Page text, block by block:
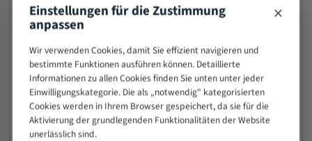
12
8/12 6/10
15
20
4/6
30
4/5
50
4/5
80
> 100
Einstellungen für die Zustimmung
anpassen ×
Wir verwenden Cookies, damit Sie effizient navigieren und
bestimmte Funktionen ausführen können. Detaillierte
Informationen zu allen Cookies finden Sie unten unter jeder
Einwilligungskategorie. Die als „notwendig" kategorisierten
Cookies werden in Ihrem Browser gespeichert, da sie für die
Aktivierung der grundlegenden Funktionalitäten der Website
unerlässlich sind.